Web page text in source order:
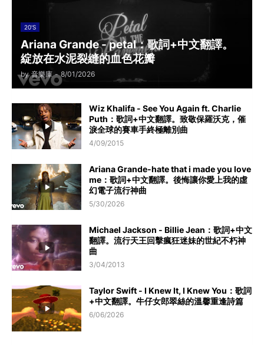
20'S
Ariana Grande - petal：歌詞+中文翻譯。
綻放在水泥裂縫的血色花瓣
by 音樂庫 - 8/01/2026
Wiz Khalifa - See You Again ft. Charlie
Puth：歌詞+中文翻譯。致敬保羅沃克，催
淚全球的賽車手終極離別曲
4/09/2015
Ariana Grande-hate that i made you love
me：歌詞+中文翻譯。後悔讓你愛上我的虛
幻電子流行神曲
5/30/2026
Michael Jackson - Billie Jean：歌詞+中文
翻譯。流行天王回擊瘋狂迷妹的世紀不朽神
曲
3/04/2013
Taylor Swift - I Knew It, I Knew You：歌詞
+中文翻譯。牛仔女郎翠絲的溫馨重逢詩篇
6/06/2026